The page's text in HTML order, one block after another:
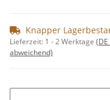
Knapper
Lieferzeit: 1 - 2 Werktage
abweichend)